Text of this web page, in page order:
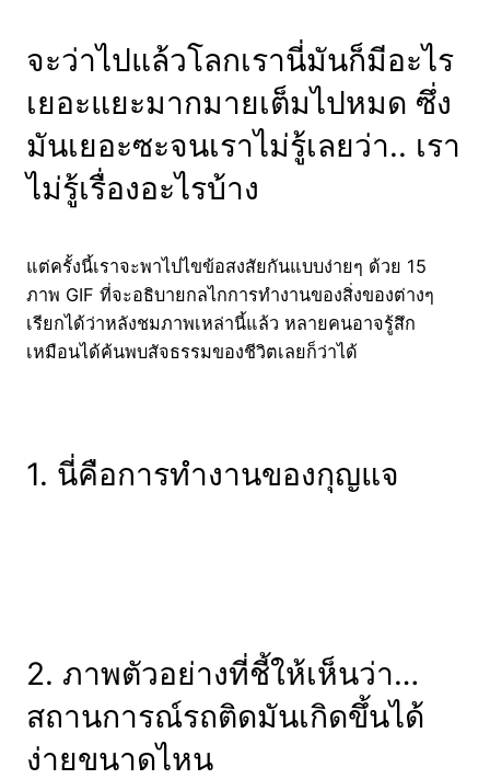
จะว่าไปแล้วโลกเรานี่มันก็มีอะไร
เยอะแยะมากมายเต็มไปหมด ซึ่ง
มันเยอะซะจนเราไม่รู้เลยว่า.. เรา
ไม่รู้เรื่องอะไรบ้าง
แต่ครั้งนี้เราจะพาไปไขข้อสงสัยกันแบบง่ายๆ ด้วย 15
ภาพ GIF ที่จะอธิบายกลไกการทำงานของสิ่งของต่างๆ
เรียกได้ว่าหลังชมภาพเหล่านี้แล้ว หลายคนอาจรู้สึก
เหมือนได้ค้นพบสัจธรรมของชีวิตเลยก็ว่าได้
1. นี่คือการทำงานของกุญแจ
2. ภาพตัวอย่างที่ชี้ให้เห็นว่า…
สถานการณ์รถติดมันเกิดขึ้นได้
ง่ายขนาดไหน